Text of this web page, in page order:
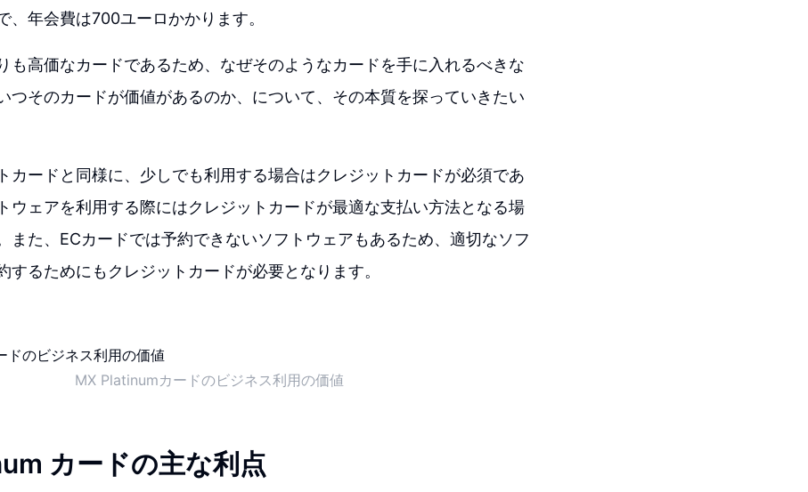
、年会費は700ユーロかかります。
も高価なカードであるため、なぜそのようなカードを手に入れるべきな
つそのカードが価値があるのか、について、その本質を探っていきたい
カードと同様に、少しでも利用する場合はクレジットカードが必須であ
ウェアを利用する際にはクレジットカードが最適な支払い方法となる場
また、ECカードでは予約できないソフトウェアもあるため、適切なソフ
するためにもクレジットカードが必要となります。
MX Platinumカードのビジネス利用の価値
カードの主な利点